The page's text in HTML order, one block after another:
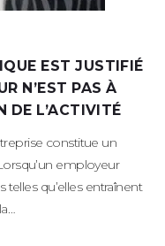
EST JUSTIFIÉ
N’EST PAS À
DE L’ACTIVITÉ
constitue un
employeur
qu’elles entraînent